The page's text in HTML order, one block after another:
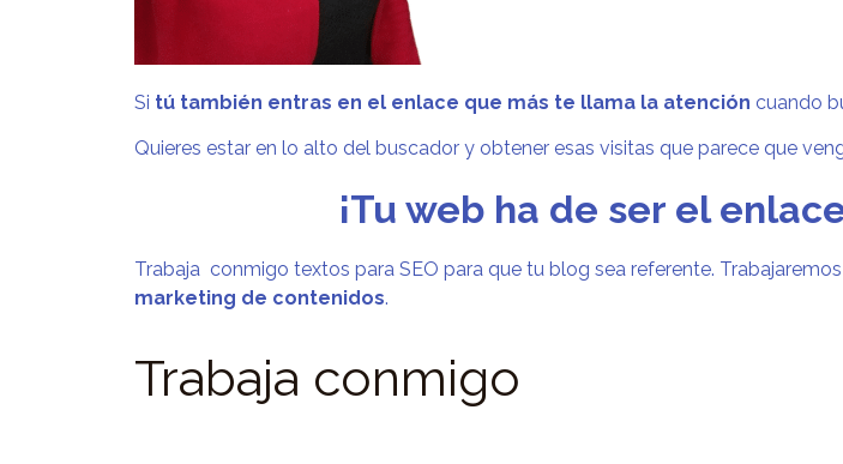
Si tú también entras en el enlace que más te llama la atención cuando
Quieres estar en lo alto del buscador y obtener esas visitas que parece que
¡Tu web ha de ser el
Trabaja conmigo textos para SEO para que tu blog sea referente.
marketing de contenidos.
Trabaja conmigo